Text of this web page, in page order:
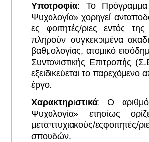
Υποτροφία: Το Πρόγραμμα
Ψυχολογία» χορηγεί
ες φοιτητές/ριες εντός
πληρούν συγκεκριμένα
βαθμολογίας, ατομικό
Συντονιστικής Επιτροπής
εξειδικεύεται το παρεχόμενο
έργο.
Χαρακτηριστικά: Ο
Ψυχολογία» ετησίως
μεταπτυχιακούς/
σπουδών.